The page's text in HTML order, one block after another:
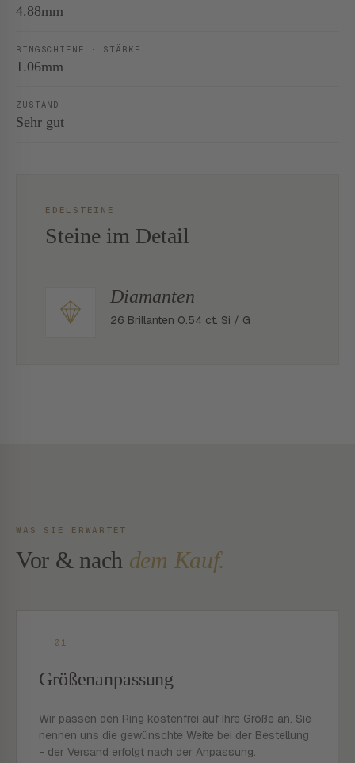
4.88mm
RINGSCHIENE · STÄRKE
1.06mm
ZUSTAND
Sehr gut
EDELSTEINE
Steine im Detail
Diamanten
26 Brillanten 0.54 ct. Si / G
WAS SIE ERWARTET
Vor & nach dem Kauf.
- 01
Größenanpassung
Wir passen den Ring kostenfrei auf Ihre Größe an. Sie
nennen uns die gewünschte Weite bei der Bestellung
- der Versand erfolgt nach der Anpassung.